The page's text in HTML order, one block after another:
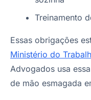
Treinamento
Essas obrigações
Ministério do
Advogados usa
de mão esmagada